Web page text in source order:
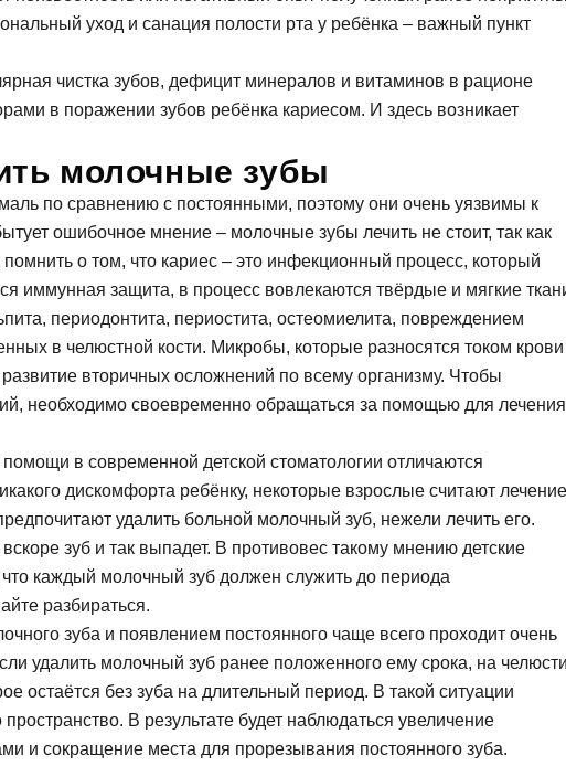
Синус лифтинг
Имплантация
Имплантация
Имплантация
вкладки, виниры
Коронка из
Керамическая
гигиена
уход и санация полости рта у ребёнка – важный пункт
чистка зубов, дефицит минералов и витаминов в рационе
в поражении зубов ребёнка кариесом. И здесь возникает
молочные зубы
по сравнению с постоянными, поэтому они очень уязвимы к
ошибочное мнение – молочные зубы лечить не стоит, так как
о том, что кариес – это инфекционный процесс, который
иммунная защита, в процесс вовлекаются твёрдые и мягкие
периодонтита, периостита, остеомиелита, повреждением
в челюстной кости. Микробы, которые разносятся током крови
вторичных осложнений по всему организму. Чтобы
необходимо своевременно обращаться за помощью для лечения
в современной детской стоматологии отличаются
дискомфорта ребёнку, некоторые взрослые считают лечение
удалить больной молочный зуб, нежели лечить его.
зуб и так выпадет. В противовес такому мнению детские
каждый молочный зуб должен служить до периода
разбираться.
зуба и появлением постоянного чаще всего проходит очень
удалить молочный зуб ранее положенного ему срока, на челюсти
остаётся без зуба на длительный период. В такой ситуации
В результате будет наблюдаться увеличение
и сокращение места для прорезывания постоянного зуба.